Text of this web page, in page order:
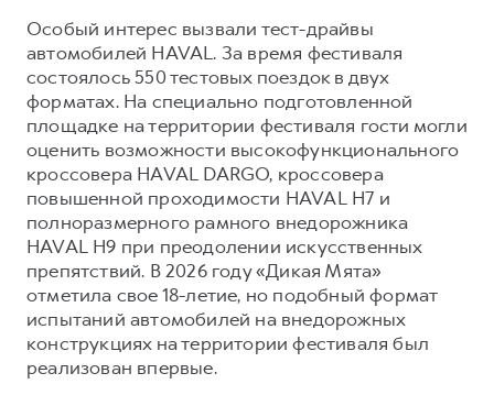
Особый интерес вызвали тест-драйвы
автомобилей HAVAL. За время фестиваля
состоялось 550 тестовых поездок в двух
форматах. На специально подготовленной
площадке на территории фестиваля гости могли
оценить возможности высокофункционального
кроссовера HAVAL DARGO, кроссовера
повышенной проходимости HAVAL H7 и
полноразмерного рамного внедорожника
HAVAL H9 при преодолении искусственных
препятствий. В 2026 году «Дикая Мята»
отметила свое 18-летие, но подобный формат
испытаний автомобилей на внедорожных
конструкциях на территории фестиваля был
реализован впервые.